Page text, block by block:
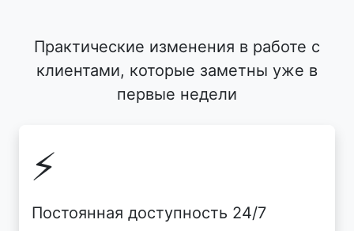
Практические изменения в работе с
клиентами, которые заметны уже в
первые недели
⚡
Постоянная доступность 24/7